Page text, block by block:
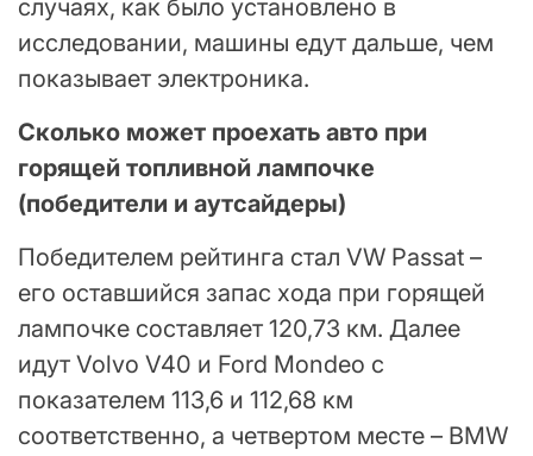
случаях, как было установлено в
исследовании, машины едут дальше, чем
показывает электроника.
Сколько может проехать авто при
горящей топливной лампочке
(победители и аутсайдеры)
Победителем рейтинга стал VW Passat –
его оставшийся запас хода при горящей
лампочке составляет 120,73 км. Далее
идут Volvo V40 и Ford Mondeo с
показателем 113,6 и 112,68 км
соответственно, а четвертом месте – BMW